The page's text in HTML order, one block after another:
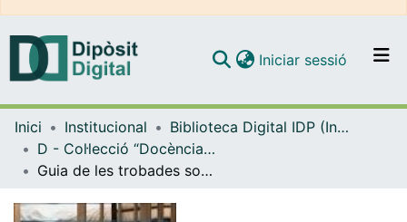
Navega per tot el DD
Iniciar sessió (current)
Inici Institucional
Biblioteca Digital IDP (Institut de Desenvolupament Professional)
D - Col·lecció “Docència i metodologia” (IDP)
Guia de les trobades socioesportives entre estudiants universitaris i persones privades de llibertat